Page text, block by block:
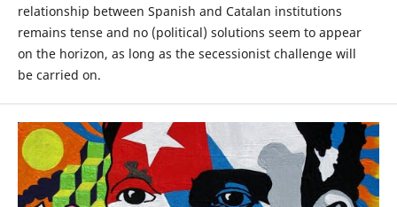
relationship between Spanish and Catalan institutions
remains tense and no (political) solutions seem to appear
on the horizon, as long as the secessionist challenge will
be carried on.